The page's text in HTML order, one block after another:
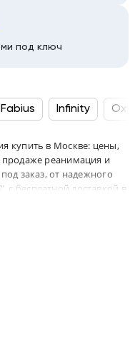
под ключ
Fabius Infinity
купить в Москве: цены,
продаже реанимация и
заказ, от надежного
бесплатной доставкой в